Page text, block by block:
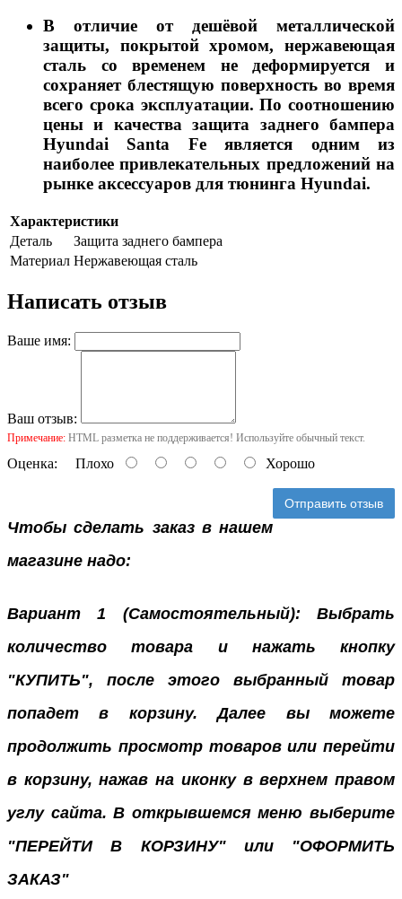
В отличие от дешёвой металлической
защиты, покрытой хромом, нержавеющая
сталь со временем не деформируется и
сохраняет блестящую поверхность во время
всего срока эксплуатации. По соотношению
цены и качества защита заднего бампера
Hyundai Santa Fe является одним из
наиболее привлекательных предложений на
рынке аксессуаров для тюнинга Hyundai.
Характеристики
Деталь
Защита заднего бампера
Материал Нержавеющая сталь
Написать отзыв
Ваше имя:
Ваш отзыв:
Примечание: HTML разметка не поддерживается! Используйте обычный текст.
Оценка: Плохо Хорошо
Отправить отзыв
Чтобы сделать заказ в нашем
магазине надо:
Вариант 1 (Самостоятельный): Выбрать
количество товара и нажать кнопку
"КУПИТЬ", после этого выбранный товар
попадет в корзину. Далее вы можете
продолжить просмотр товаров или перейти
в корзину, нажав на иконку в верхнем правом
углу сайта. В открывшемся меню выберите
"ПЕРЕЙТИ В КОРЗИНУ" или "ОФОРМИТЬ
ЗАКАЗ"